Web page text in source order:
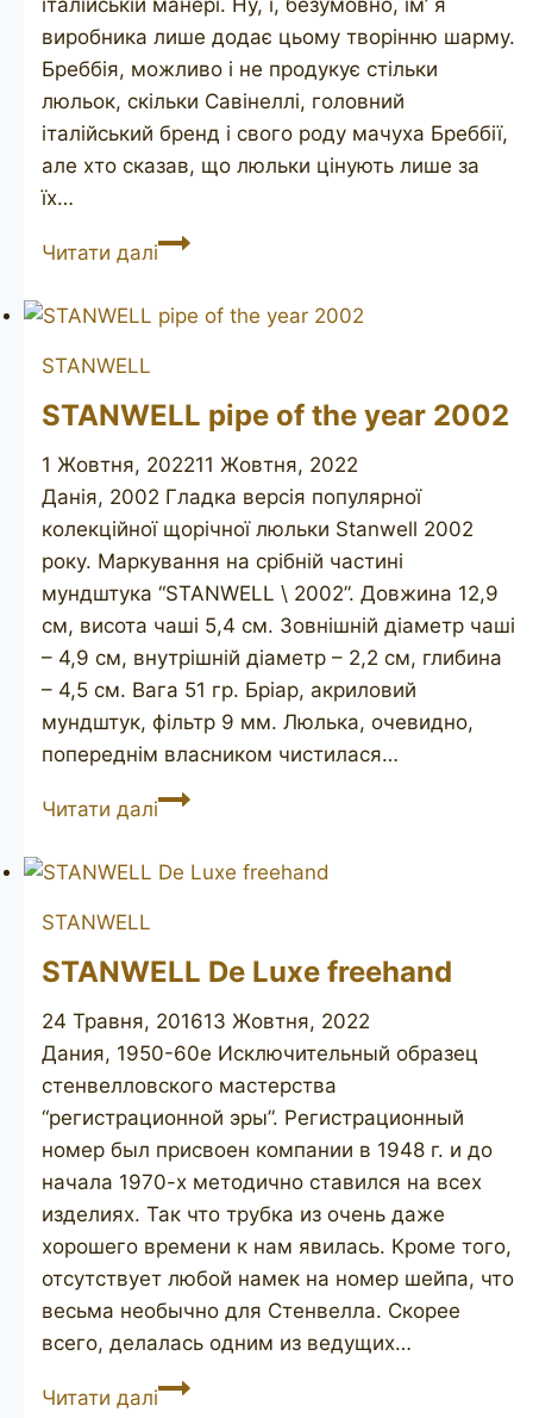
італійській манері. Ну, і, безумовно, ім’ я
виробника лише додає цьому творінню шарму.
Бреббія, можливо і не продукує стільки
люльок, скільки Савінеллі, головний
італійський бренд і свого роду мачуха Бреббії,
але хто сказав, що люльки цінують лише за
їх…
Читати даліBREBBIA
Argento
STANWELL
STANWELL pipe of the year 2002
1 Жовтня, 202211 Жовтня, 2022
Данія, 2002 Гладка версія популярної
колекційної щорічної люльки Stanwell 2002
року. Маркування на срібній частині
мундштука “STANWELL \ 2002”. Довжина 12,9
см, висота чаші 5,4 см. Зовнішній діаметр чаші
– 4,9 см, внутрішній діаметр – 2,2 см, глибина
– 4,5 см. Вага 51 гр. Бріар, акриловий
мундштук, фільтр 9 мм. Люлька, очевидно,
попереднім власником чистилася…
Читати даліSTANWELL
of
2002
STANWELL
STANWELL De Luxe freehand
24 Травня, 201613 Жовтня, 2022
Дания, 1950-60е Исключительный образец
стенвелловского мастерства
“регистрационной эры”. Регистрационный
номер был присвоен компании в 1948 г. и до
начала 1970-х методично ставился на всех
изделиях. Так что трубка из очень даже
хорошего времени к нам явилась. Кроме того,
отсутствует любой намек на номер шейпа, что
весьма необычно для Стенвелла. Скорее
всего, делалась одним из ведущих…
Читати даліSTANWELL